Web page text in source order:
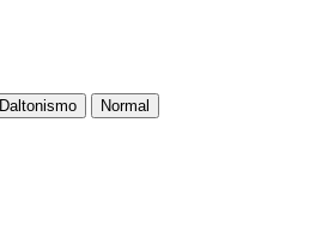
Colores Daltonismo Normal